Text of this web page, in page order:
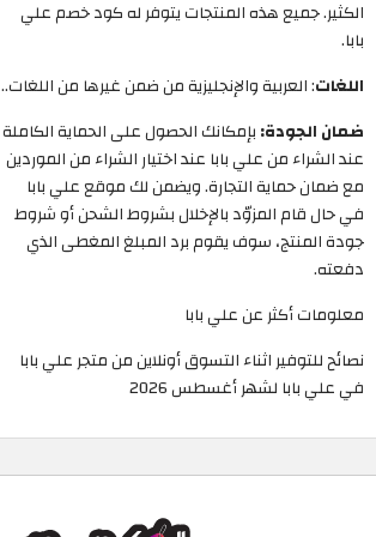
الكثير. جميع هذه المنتجات يتوفر له كود خصم علي
بابا.
اللغات: العربية والإنجليزية من ضمن غيرها من اللغات..
ضمان الجودة: بإمكانك الحصول على الحماية الكاملة
عند الشراء من علي بابا عند اختيار الشراء من الموردين
مع ضمان حماية التجارة. ويضمن لك موقع علي بابا
في حال قام المزوّد بالإخلال بشروط الشحن أو شروط
جودة المنتج، سوف يقوم برد المبلغ المغطى الذي
دفعته.
معلومات أكثر عن علي بابا
نصائح للتوفير اثناء التسوق أونلاين من متجر علي بابا
في علي بابا لشهر أغسطس 2026